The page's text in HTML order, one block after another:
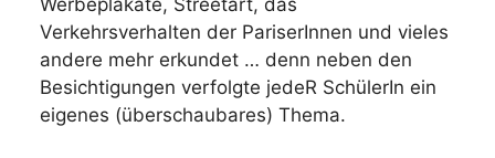
Werbeplakate, Streetart, das
Verkehrsverhalten der PariserInnen und vieles
andere mehr erkundet … denn neben den
Besichtigungen verfolgte jedeR SchülerIn ein
eigenes (überschaubares) Thema.